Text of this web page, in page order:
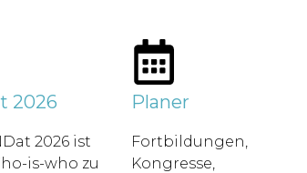
2026
2026 ist
is-who zu
Planer
Fortbildungen,
Kongresse,